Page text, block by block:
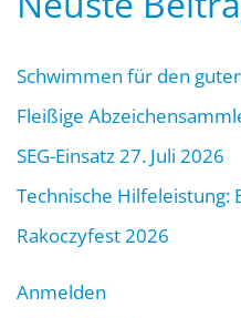
Schwimmen für den
Fleißige
SEG-Einsatz 27. Juli 2026
Technische Hilfeleistung:
Rakoczyfest 2026
Anmelden